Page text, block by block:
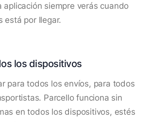
aplicación siempre verás cuando
está por llegar.
los dispositivos
para todos los envíos, para todos
Parcello funciona sin
en todos los dispositivos, estés